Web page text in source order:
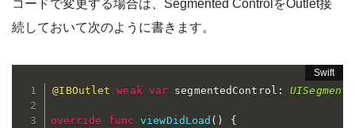
コードで変更する場合は、Segmented ControlをOutlet接
続しておいて次のように書きます。
@IBOutlet weak var segmentedControl :
override func viewDidLoad ( )
{